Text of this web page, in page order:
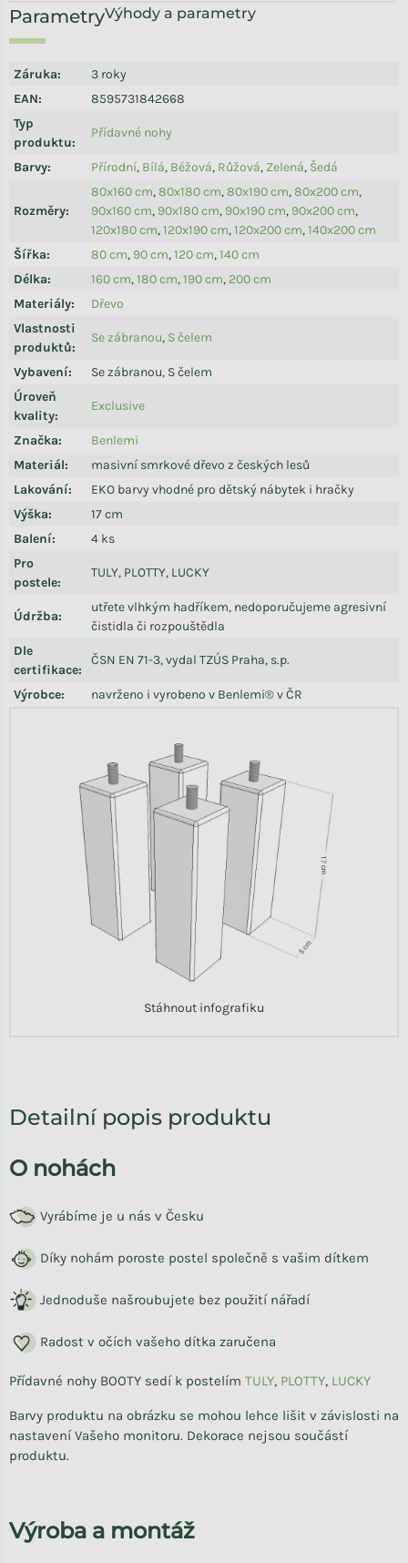
Výhody a parametry
Záruka:
3 roky
EAN:
8595731842668
Typ
produktu:
Přídavné nohy
Barvy: Přírodní, Bílá, Béžová, Růžová, Zelená, Šedá
Rozměry:
80x160 cm,80x180 cm,80x190 cm,80x200 cm,
90x160 cm, 90x180 cm, 90x190 cm, 90x200 cm,
120x180 cm,120x190 cm,120x200 cm,140x200 cm
Šířka: 80 cm, 90 cm,120 cm,140 cm
Délka: 160 cm,180 cm,190 cm, 200 cm
Materiály:
Dřevo
Vlastnosti
produktů:
Se zábranou, S čelem
Vybavení:
Se zábranou, S čelem
Úroveň
kvality:
Exclusive
Značka:
Benlemi
Materiál:
masivní smrkové dřevo z českých lesů
Lakování:
EKO barvy vhodné pro dětský nábytek i hračky
Výška:
17 cm
Balení:
4 ks
Pro
postele:
TULY, PLOTTY, LUCKY
Údržba:
utřete vlhkým hadříkem, nedoporučujeme agresivní
čistidla či rozpouštědla
Dle
certifikace:
ČSN EN 71-3, vydal TZÚS Praha, s.p.
Výrobce: navrženo i vyrobeno v Benlemi® v ČR
Stáhnout infografiku
Detailní popis produktu
O nohách
Vyrábíme je u nás v Česku
Díky nohám poroste postel společně s vašim dítkem
Jednoduše našroubujete bez použití nářadí
Radost v očích vašeho dítka zaručena
Přídavné nohy BOOTY sedí k postelím TULY, PLOTTY, LUCKY
Barvy produktu na obrázku se mohou lehce lišit v závislosti na
nastavení Vašeho monitoru. Dekorace nejsou součástí
produktu.
Výroba a montáž